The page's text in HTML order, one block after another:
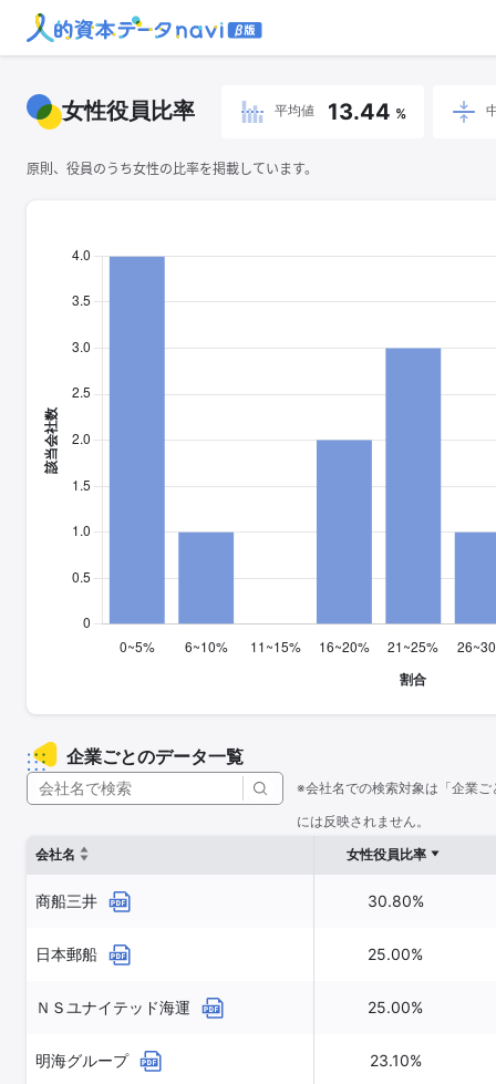
女性役員比率 平均値 13.44 %
原則、役員のうち女性の比率を掲載しています。
企業ごとのデータ一覧
※会社名での検索対象は「企業
には反映されません。
会社名
女性役員比率
商船三井 30.80%
日本郵船 25.00%
ＮＳユナイテッド海運 25.00%
明海グループ 23.10%